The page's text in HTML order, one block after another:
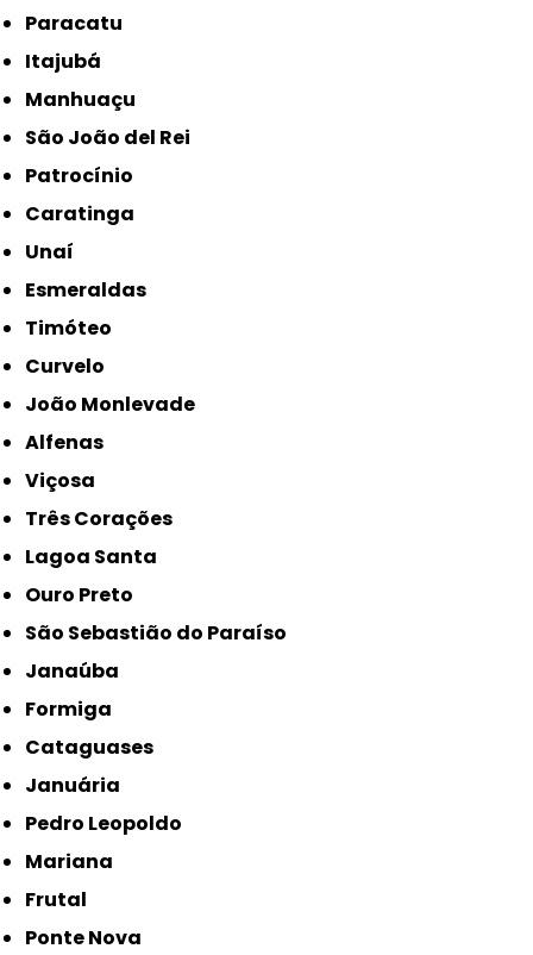
Paracatu
Itajubá
Manhuaçu
São João del Rei
Patrocínio
Caratinga
Unaí
Esmeraldas
Timóteo
Curvelo
João Monlevade
Alfenas
Viçosa
Três Corações
Lagoa Santa
Ouro Preto
São Sebastião do Paraíso
Janaúba
Formiga
Cataguases
Januária
Pedro Leopoldo
Mariana
Frutal
Ponte Nova